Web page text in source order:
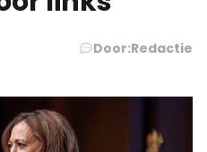
Door:Redactie